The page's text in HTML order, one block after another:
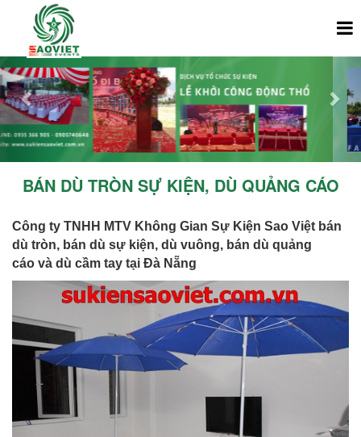
Previous
BÁN DÙ TRÒN SỰ KIỆN, DÙ QUẢNG CÁO
Công ty TNHH MTV Không Gian Sự Kiện Sao Việt bán
dù tròn, bán dù sự kiện, dù vuông, bán dù quảng
cáo và dù cầm tay tại Đà Nẵng